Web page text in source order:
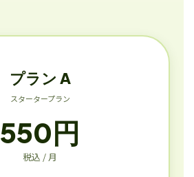
プラン A
スタータープラン
550円
税込 / 月